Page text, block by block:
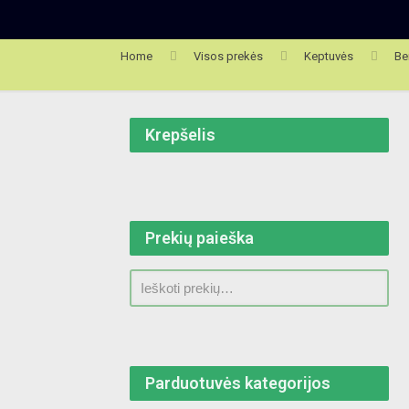
Home Visos prekės Keptuvės
Krepšelis
Prekių paieška
Parduotuvės kategorijos